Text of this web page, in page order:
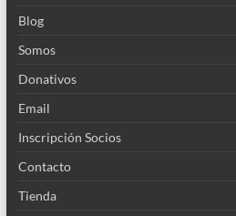
Blog
Somos
Donativos
Email
Inscripción Socios
Contacto
Tienda